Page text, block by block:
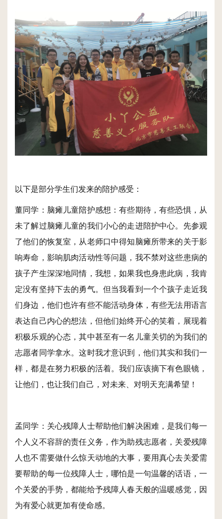
以下是部分学生们发来的陪护感受：
董同学：脑瘫儿童陪护感想：有些期待，有些恐惧，从
未了解过脑瘫儿童的我们小心的走进陪护中心。先参观
了他们的恢复室，从老师口中得知脑瘫所带来的关于影
响寿命，影响肌肉活动性等问题，我不禁对这些患病的
孩子产生深深地同情，我想，如果我也身患此病，我肯
定没有坚持下去的勇气。但当我看到一个个孩子走近我
们身边，他们也许有些不能活动身体，有些无法用语言
表达自己内心的想法，但他们始终开心的笑着，展现着
积极乐观的心态，其中甚至有一名儿童关切的为我们的
志愿者同学拿水。这时我才意识到，他们其实和我们一
样，都是在努力积极的活着。我们应该摘下有色眼镜，
让他们，也让我们自己，对未来、对明天充满希望！
孟同学：关心残障人士帮助他们解决困难，是我们每一
个人义不容辞的责任义务，作为助残志愿者，关爱残障
人也不需要做什么惊天动地的大事，要用真心去关爱需
要帮助的每一位残障人士，哪怕是一句温馨的话语，一
个关爱的手势，都能给予残障人春天般的温暖感觉，因
为有爱心就更加有使命感。